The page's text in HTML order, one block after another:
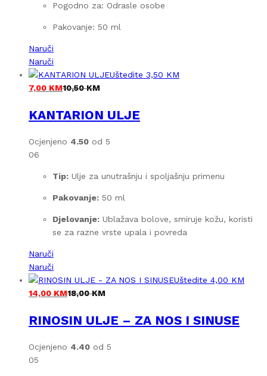
Pogodno za: Odrasle osobe
Pakovanje: 50 ml
Naruči
Naruči
Uštedite 3,50 KM
7,00 KM10,50KM
KANTARION ULJE
Ocjenjeno 4.50 od 5
06
Tip: Ulje za unutrašnju i spoljašnju primenu
Pakovanje: 50 ml
Djelovanje: Ublažava bolove, smiruje kožu, koristi
se za razne vrste upala i povreda
Naruči
Naruči
Uštedite 4,00 KM
14,00 KM18,00KM
RINOSIN ULJE – ZA NOS I SINUSE
Ocjenjeno 4.40 od 5
05